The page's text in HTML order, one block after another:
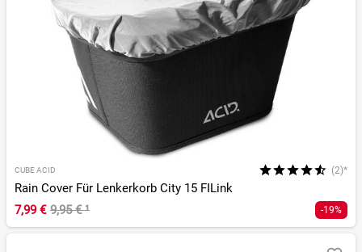
CUBE ACID (2)*
Rain Cover Für Lenkerkorb City 15 FILink
7,99 € 9,95 €¹ -19%